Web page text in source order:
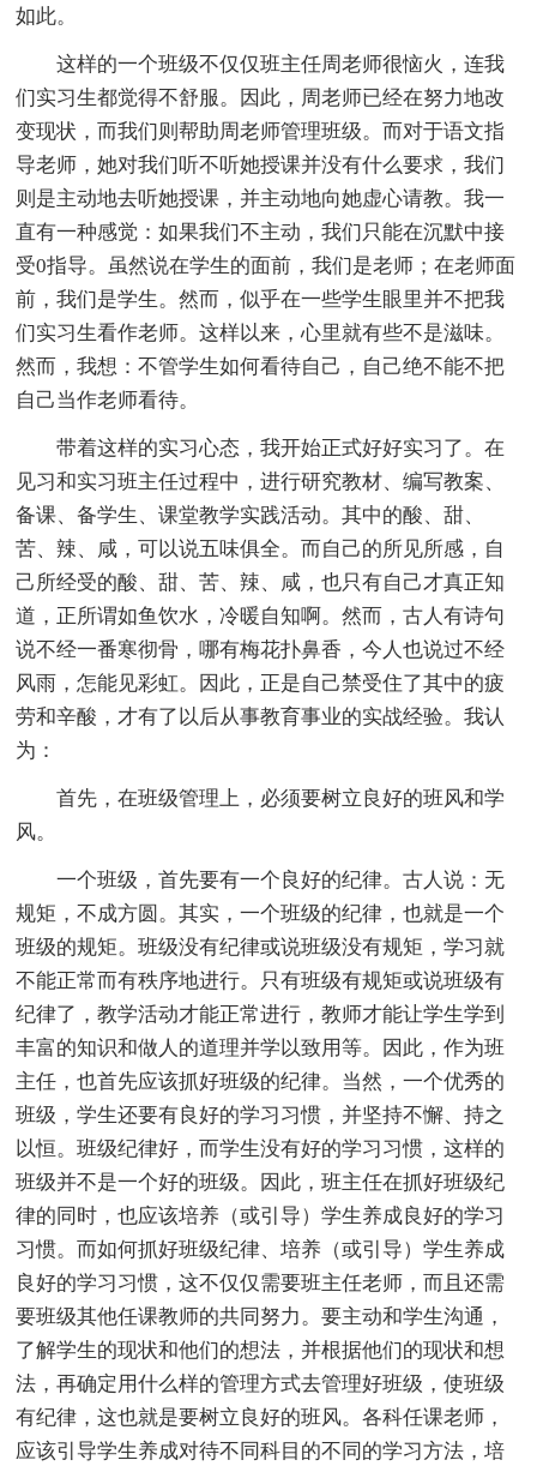
如此。
这样的一个班级不仅仅班主任周老师很恼火，连我
们实习生都觉得不舒服。因此，周老师已经在努力地改
变现状，而我们则帮助周老师管理班级。而对于语文指
导老师，她对我们听不听她授课并没有什么要求，我们
则是主动地去听她授课，并主动地向她虚心请教。我一
直有一种感觉：如果我们不主动，我们只能在沉默中接
受0指导。虽然说在学生的面前，我们是老师；在老师面
前，我们是学生。然而，似乎在一些学生眼里并不把我
们实习生看作老师。这样以来，心里就有些不是滋味。
然而，我想：不管学生如何看待自己，自己绝不能不把
自己当作老师看待。
带着这样的实习心态，我开始正式好好实习了。在
见习和实习班主任过程中，进行研究教材、编写教案、
备课、备学生、课堂教学实践活动。其中的酸、甜、
苦、辣、咸，可以说五味俱全。而自己的所见所感，自
己所经受的酸、甜、苦、辣、咸，也只有自己才真正知
道，正所谓如鱼饮水，冷暖自知啊。然而，古人有诗句
说不经一番寒彻骨，哪有梅花扑鼻香，今人也说过不经
风雨，怎能见彩虹。因此，正是自己禁受住了其中的疲
劳和辛酸，才有了以后从事教育事业的实战经验。我认
为：
首先，在班级管理上，必须要树立良好的班风和学
风。
一个班级，首先要有一个良好的纪律。古人说：无
规矩，不成方圆。其实，一个班级的纪律，也就是一个
班级的规矩。班级没有纪律或说班级没有规矩，学习就
不能正常而有秩序地进行。只有班级有规矩或说班级有
纪律了，教学活动才能正常进行，教师才能让学生学到
丰富的知识和做人的道理并学以致用等。因此，作为班
主任，也首先应该抓好班级的纪律。当然，一个优秀的
班级，学生还要有良好的学习习惯，并坚持不懈、持之
以恒。班级纪律好，而学生没有好的学习习惯，这样的
班级并不是一个好的班级。因此，班主任在抓好班级纪
律的同时，也应该培养（或引导）学生养成良好的学习
习惯。而如何抓好班级纪律、培养（或引导）学生养成
良好的学习习惯，这不仅仅需要班主任老师，而且还需
要班级其他任课教师的共同努力。要主动和学生沟通，
了解学生的现状和他们的想法，并根据他们的现状和想
法，再确定用什么样的管理方式去管理好班级，使班级
有纪律，这也就是要树立良好的班风。各科任课老师，
应该引导学生养成对待不同科目的不同的学习方法，培